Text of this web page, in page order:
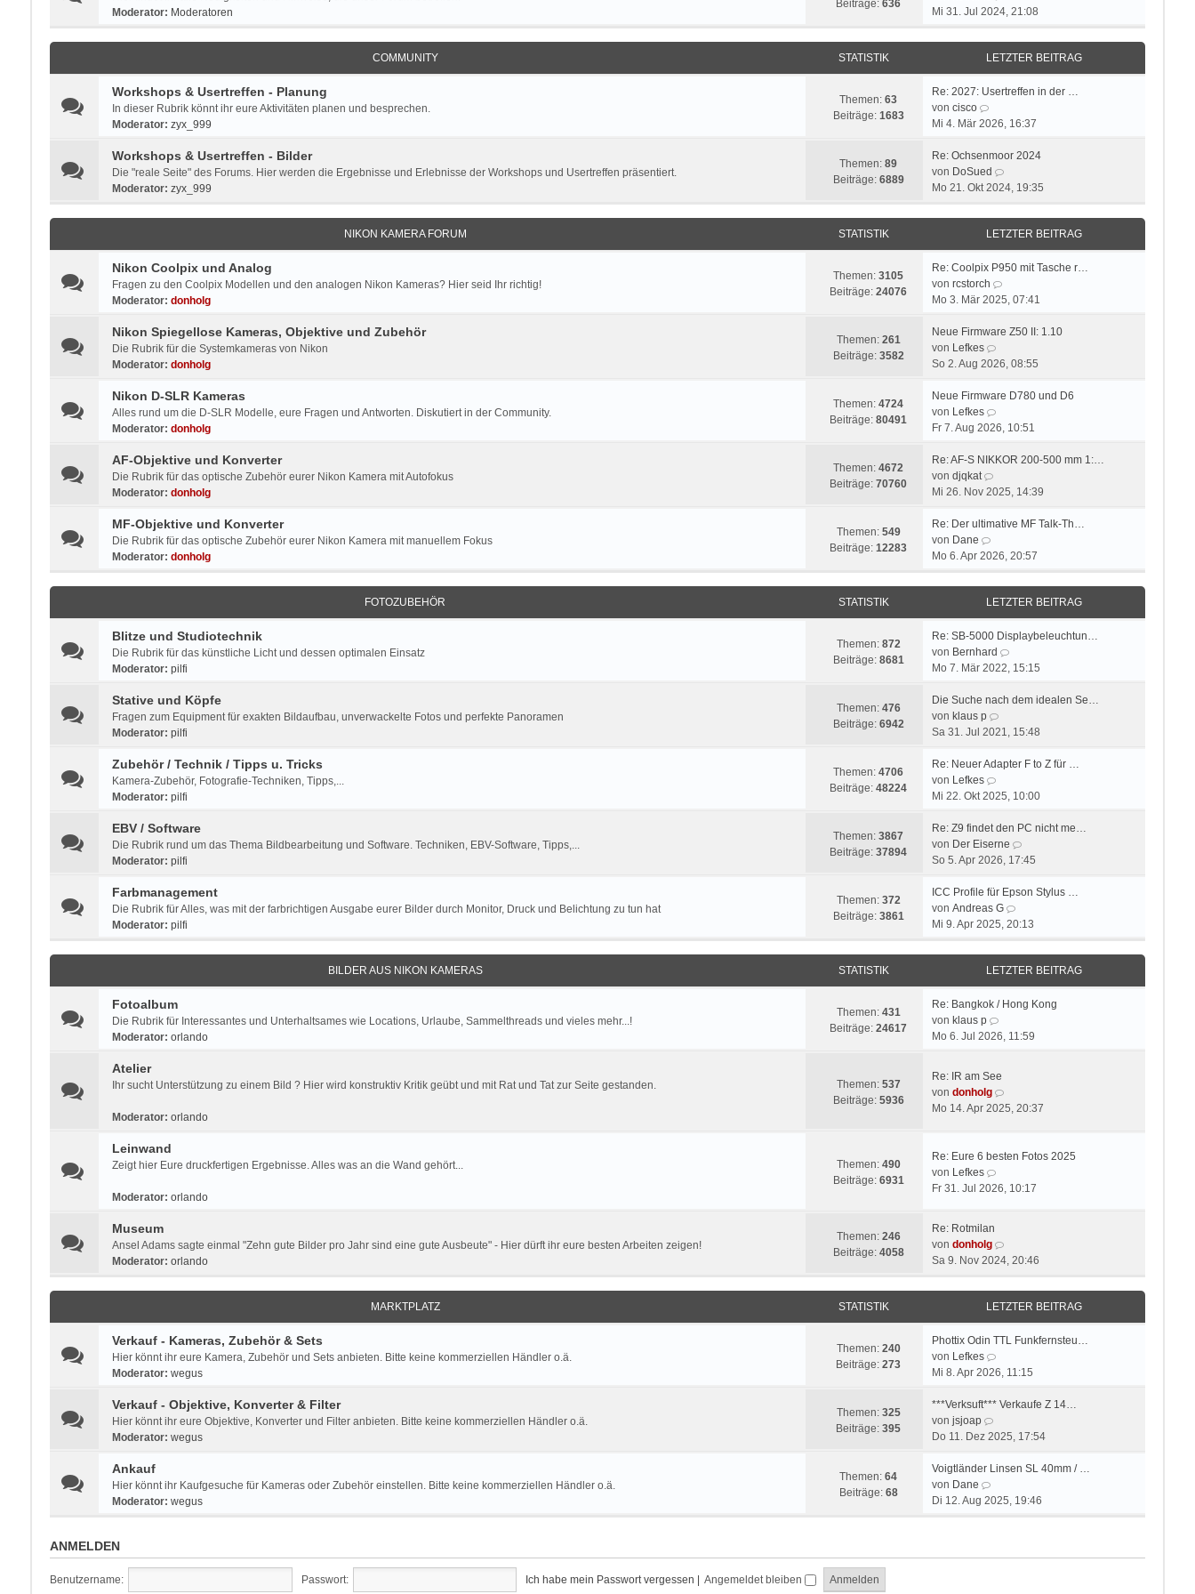
Moderator: Moderatoren
Beiträge:636
e
u
e
s
t
e
B
i
r
a
g
Mi 31. Jul 2024, 21:08
COMMUNITY STATISTIK LETZTER BEITRAG
Workshops & Usertreffen - Planung
In dieser Rubrik könnt ihr eure Aktivitäten planen und besprechen.
Moderator: zyx_999
Themen:63
Beiträge: 1683
Re: 2027: Usertreffen in der …
von cisco
e
e
s
t
e
r
B
e
i
r
g
Mi 4. Mär 2026, 16:37
Workshops & Usertreffen - Bilder
Die "reale Seite" des Forums. Hier werden die Ergebnisse und Erlebnisse der Workshops und Usertreffen präsentiert.
Moderator: zyx_999
Themen:89
Beiträge: 6889
Re: Ochsenmoor 2024
von DoSued
e
u
e
s
t
e
B
i
g
Mo 21. Okt 2024, 19:35
NIKON KAMERA FORUM STATISTIK LETZTER BEITRAG
Nikon Coolpix und Analog
Fragen zu den Coolpix Modellen und den analogen Nikon Kameras? Hier seid Ihr richtig!
Moderator: donholg
Themen:3105
Beiträge:24076
Re: Coolpix P950 mit Tasche r…
von rcstorch
e
e
t
r
e
t
a
Mo 3. Mär 2025, 07:41
Nikon Spiegellose Kameras, Objektive und Zubehör
Die Rubrik für die Systemkameras von Nikon
Moderator: donholg
Themen: 261
Beiträge: 3582
Neue Firmware Z50 II: 1.10
von Lefkes
e
e
t
r
e
t
a
g
So 2. Aug 2026, 08:55
Nikon D-SLR Kameras
Alles rund um die D-SLR Modelle, eure Fragen und Antworten. Diskutiert in der Community.
Moderator: donholg
Themen:4724
Beiträge:80491
Neue Firmware D780 und D6
von Lefkes
e
e
t
r
e
i
t
r
a
g
Fr 7. Aug 2026, 10:51
AF-Objektive und Konverter
Die Rubrik für das optische Zubehör eurer Nikon Kamera mit Autofokus
Moderator: donholg
Themen:4672
Beiträge:70760
Re: AF-S NIKKOR 200-500 mm 1:…
von djqkat
e
e
t
e
r
B
e
t
r
g
Mi 26. Nov 2025, 14:39
MF-Objektive und Konverter
Die Rubrik für das optische Zubehör eurer Nikon Kamera mit manuellem Fokus
Moderator: donholg
Themen: 549
Beiträge:12283
Re: Der ultimative MF Talk-Th…
von Dane
e
u
e
s
t
e
r
B
i
t
r
g
Mo 6. Apr 2026, 20:57
FOTOZUBEHÖR STATISTIK LETZTER BEITRAG
Blitze und Studiotechnik
Die Rubrik für das künstliche Licht und dessen optimalen Einsatz
Moderator: pilfi
Themen: 872
Beiträge: 8681
Re: SB-5000 Displaybeleuchtun…
von Bernhard
e
e
r
e
t
r
a
Mo 7. Mär 2022, 15:15
Stative und Köpfe
Fragen zum Equipment für exakten Bildaufbau, unverwackelte Fotos und perfekte Panoramen
Moderator: pilfi
Themen: 476
Beiträge: 6942
Die Suche nach dem idealen Se…
von klaus p
e
e
t
r
B
e
r
a
g
Sa 31. Jul 2021, 15:48
Zubehör / Technik / Tipps u. Tricks
Kamera-Zubehör, Fotografie-Techniken, Tipps,...
Moderator: pilfi
Themen:4706
Beiträge:48224
Re: Neuer Adapter F to Z für …
von Lefkes
e
e
s
t
r
B
e
i
t
r
a
g
Mi 22. Okt 2025, 10:00
EBV / Software
Die Rubrik rund um das Thema Bildbearbeitung und Software. Techniken, EBV-Software, Tipps,...
Moderator: pilfi
Themen:3867
Beiträge:37894
Re: Z9 findet den PC nicht me…
von Der Eiserne
e
e
t
e
r
B
e
i
r
So 5. Apr 2026, 17:45
Farbmanagement
Die Rubrik für Alles, was mit der farbrichtigen Ausgabe eurer Bilder durch Monitor, Druck und Belichtung zu tun hat
Moderator: pilfi
Themen: 372
Beiträge: 3861
ICC Profile für Epson Stylus …
von Andreas G
e
u
e
s
t
e
B
a
Mi 9. Apr 2025, 20:13
BILDER AUS NIKON KAMERAS STATISTIK LETZTER BEITRAG
Fotoalbum
Die Rubrik für Interessantes und Unterhaltsames wie Locations, Urlaube, Sammelthreads und vieles mehr...!
Moderator: orlando
Themen: 431
Beiträge:24617
Re: Bangkok / Hong Kong
von klaus p
e
s
t
e
e
t
g
Mo 6. Jul 2026, 11:59
Atelier
Ihr sucht Unterstützung zu einem Bild ? Hier wird konstruktiv Kritik geübt und mit Rat und Tat zur Seite gestanden.
Moderator: orlando
Themen: 537
Beiträge: 5936
Re: IR am See
von donholg
e
s
e
t
a
Mo 14. Apr 2025, 20:37
Leinwand
Zeigt hier Eure druckfertigen Ergebnisse. Alles was an die Wand gehört...
Moderator: orlando
Themen: 490
Beiträge: 6931
Re: Eure 6 besten Fotos 2025
von Lefkes
e
t
e
B
t
a
Fr 31. Jul 2026, 10:17
Museum
Ansel Adams sagte einmal "Zehn gute Bilder pro Jahr sind eine gute Ausbeute" - Hier dürft ihr eure besten Arbeiten zeigen!
Moderator: orlando
Themen: 246
Beiträge: 4058
Re: Rotmilan
von donholg
e
u
e
s
t
e
B
i
r
g
Sa 9. Nov 2024, 20:46
MARKTPLATZ STATISTIK LETZTER BEITRAG
Verkauf - Kameras, Zubehör & Sets
Hier könnt ihr eure Kamera, Zubehör und Sets anbieten. Bitte keine kommerziellen Händler o.ä.
Moderator: wegus
Themen: 240
Beiträge:273
Phottix Odin TTL Funkfernsteu…
von Lefkes
e
e
t
r
e
i
Mi 8. Apr 2026, 11:15
Verkauf - Objektive, Konverter & Filter
Hier könnt ihr eure Objektive, Konverter und Filter anbieten. Bitte keine kommerziellen Händler o.ä.
Moderator: wegus
Themen: 325
Beiträge:395
***Verksuft*** Verkaufe Z 14…
von jsjoap
e
e
t
e
Do 11. Dez 2025, 17:54
Ankauf
Hier könnt ihr Kaufgesuche für Kameras oder Zubehör einstellen. Bitte keine kommerziellen Händler o.ä.
Moderator: wegus
Themen:64
Beiträge: 68
Voigtländer Linsen SL 40mm / …
von Dane
e
u
Di 12. Aug 2025, 19:46
ANMELDEN
Benutzername: Passwort: Ich habe mein Passwort vergessen Angemeldet bleiben